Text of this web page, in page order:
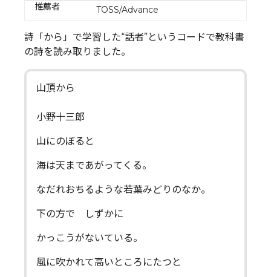
推薦者 TOSS/Advance
詩「から」で学習した“話者”というコードで教科書
の詩を読み取りました。
山頂から
小野十三郎
山にのぼると
海は天まであがってくる。
なだれおちるような若葉みどりのなか。
下の方で しずかに
かっこうがないている。
風に吹かれて高いところにたつと